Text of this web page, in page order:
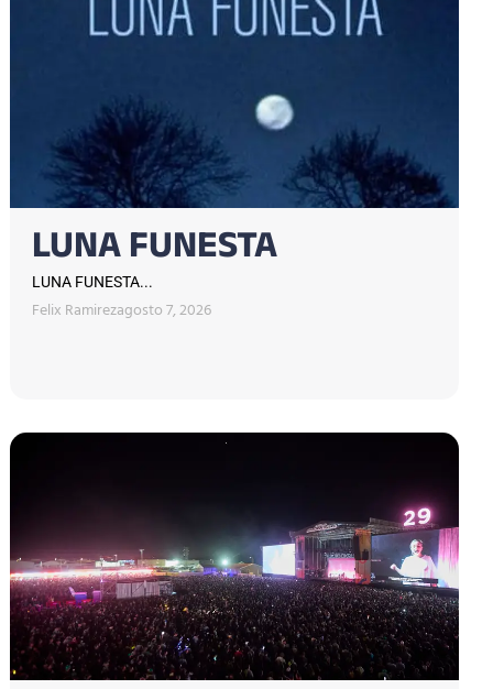
LUNA FUNESTA
LUNA FUNESTA...
Felix Ramirezagosto 7, 2026